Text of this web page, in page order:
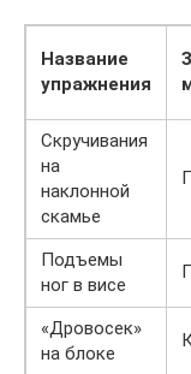
Название
упражнения
Скручивания
на
наклонной
скамье
Подъемы
ног в висе
«Дровосек»
на блоке